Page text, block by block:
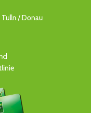
/ Donau